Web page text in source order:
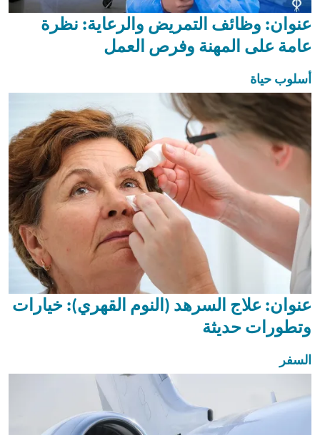
عنوان: وظائف التمريض والرعاية: نظرة
عامة على المهنة وفرص العمل
أسلوب حياة
عنوان: علاج السرهد (النوم القهري): خيارات
وتطورات حديثة
السفر